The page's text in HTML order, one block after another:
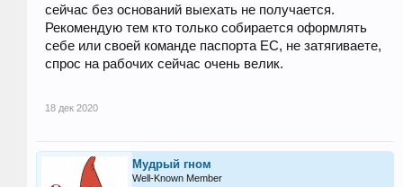
сейчас без оснований выехать не получается.
Рекомендую тем кто только собирается оформлять
себе или своей команде паспорта ЕС, не затягиваете,
спрос на рабочих сейчас очень велик.
18 дек 2020
Мудрый гном
Well-Known Member